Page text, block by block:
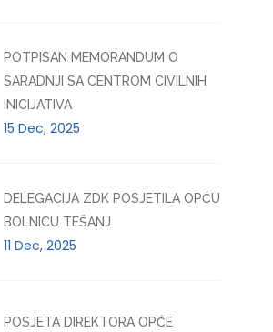
POTPISAN MEMORANDUM O
SARADNJI SA CENTROM CIVILNIH
INICIJATIVA
15 Dec, 2025
DELEGACIJA ZDK POSJETILA OPĆU
BOLNICU TEŠANJ
11 Dec, 2025
POSJETA DIREKTORA OPĆE